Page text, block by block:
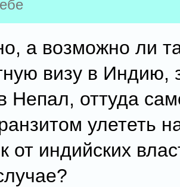
а возможно ли
визу в Индию,
Непал, оттуда
улететь
от индийских